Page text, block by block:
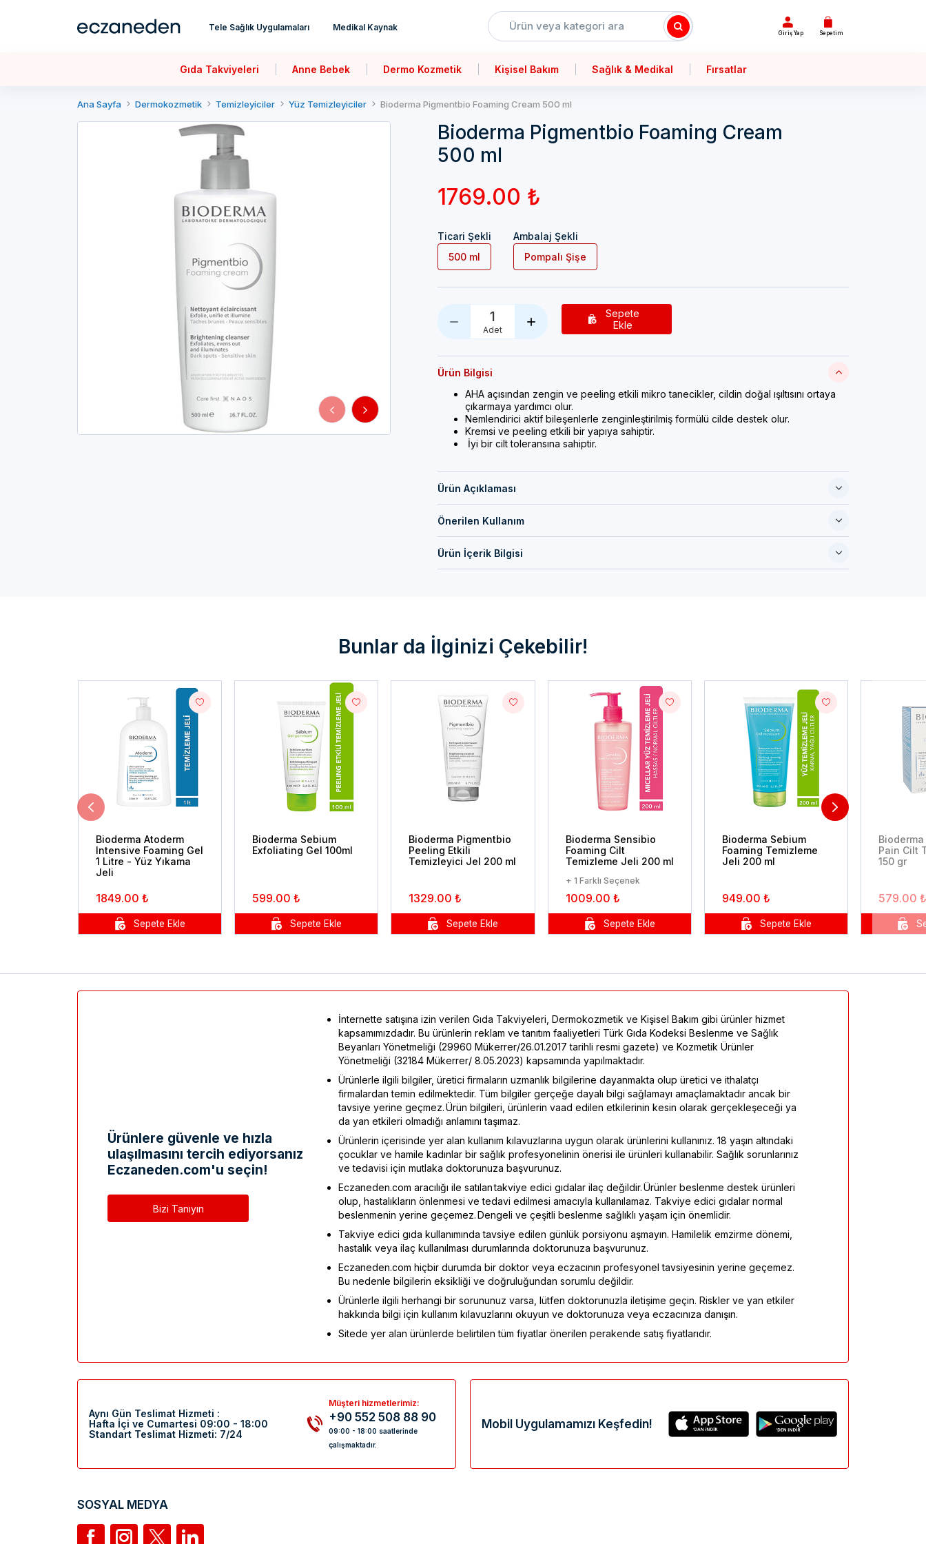
Tele Sağlık Uygulamaları Medikal Kaynak
Giriş Yap Sepetim
Gıda Takviyeleri Anne Bebek Dermo Kozmetik Kişisel Bakım Sağlık & Medikal Fırsatlar
Ana Sayfa Dermokozmetik Temizleyiciler Yüz Temizleyiciler Bioderma Pigmentbio Foaming Cream 500 ml
Bioderma Pigmentbio Foaming Cream
500 ml
1769.00 ₺
Ticari Şekli
500 ml
Ambalaj Şekli
Pompalı Şişe
1
Adet
Sepete
Ekle
Ürün Bilgisi
AHA açısından zengin ve peeling etkili mikro tanecikler, cildin doğal ışıltısını ortaya
çıkarmaya yardımcı olur.
Nemlendirici aktif bileşenlerle zenginleştirilmiş formülü cilde destek olur.
Kremsi ve peeling etkili bir yapıya sahiptir.
İyi bir cilt toleransına sahiptir.
Ürün Açıklaması
Önerilen Kullanım
Ürün İçerik Bilgisi
Bunlar da İlginizi Çekebilir!
Bioderma Atoderm
Intensive Foaming Gel
1 Litre - Yüz Yıkama
Jeli
1849.00 ₺
Bioderma Sebium
Exfoliating Gel 100ml
599.00 ₺
Bioderma Pigmentbio
Peeling Etkili
Temizleyici Jel 200 ml
1329.00 ₺
Bioderma Sensibio
Foaming Cilt
Temizleme Jeli 200 ml
+ 1 Farklı Seçenek
1009.00 ₺
Bioderma Sebium
Foaming Temizleme
Jeli 200 ml
949.00 ₺
Pain Cilt
150 gr
579.00 ₺
Ürünlere güvenle ve hızla
ulaşılmasını tercih ediyorsanız
Eczaneden.com'u seçin!
Bizi Tanıyın
İnternette satışına izin verilen Gıda Takviyeleri, Dermokozmetik ve Kişisel Bakım gibi ürünler hizmet
kapsamımızdadır. Bu ürünlerin reklam ve tanıtım faaliyetleri Türk Gıda Kodeksi Beslenme ve Sağlık
Beyanları Yönetmeliği (29960 Mükerrer/26.01.2017 tarihli resmi gazete) ve Kozmetik Ürünler
Yönetmeliği (32184 Mükerrer/ 8.05.2023) kapsamında yapılmaktadır.
Ürünlerle ilgili bilgiler, üretici firmaların uzmanlık bilgilerine dayanmakta olup üretici ve ithalatçı
firmalardan temin edilmektedir. Tüm bilgiler gerçeğe dayalı bilgi sağlamayı amaçlamaktadır ancak bir
tavsiye yerine geçmez. Ürün bilgileri, ürünlerin vaad edilen etkilerinin kesin olarak gerçekleşeceği ya
da yan etkileri olmadığı anlamını taşımaz.
Ürünlerin içerisinde yer alan kullanım kılavuzlarına uygun olarak ürünlerini kullanınız. 18 yaşın altındaki
çocuklar ve hamile kadınlar bir sağlık profesyonelinin önerisi ile ürünleri kullanabilir. Sağlık sorunlarınız
ve tedavisi için mutlaka doktorunuza başvurunuz.
Eczaneden.com aracılığı ile satılan takviye edici gıdalar ilaç değildir. Ürünler beslenme destek ürünleri
olup, hastalıkların önlenmesi ve tedavi edilmesi amacıyla kullanılamaz. Takviye edici gıdalar normal
beslenmenin yerine geçemez. Dengeli ve çeşitli beslenme sağlıklı yaşam için önemlidir.
Takviye edici gıda kullanımında tavsiye edilen günlük porsiyonu aşmayın. Hamilelik emzirme dönemi,
hastalık veya ilaç kullanılması durumlarında doktorunuza başvurunuz.
Eczaneden.com hiçbir durumda bir doktor veya eczacının profesyonel tavsiyesinin yerine geçemez.
Bu nedenle bilgilerin eksikliği ve doğruluğundan sorumlu değildir.
Ürünlerle ilgili herhangi bir sorununuz varsa, lütfen doktorunuzla iletişime geçin. Riskler ve yan etkiler
hakkında bilgi için kullanım kılavuzlarını okuyun ve doktorunuza veya eczacınıza danışın.
Sitede yer alan ürünlerde belirtilen tüm fiyatlar önerilen perakende satış fiyatlarıdır.
Aynı Gün Teslimat Hizmeti :
Hafta İçi ve Cumartesi 09:00 - 18:00
Standart Teslimat Hizmeti: 7/24
Müşteri hizmetlerimiz:
+90 552 508 88 90
09:00 - 18:00 saatlerinde
çalışmaktadır.
Mobil Uygulamamızı Keşfedin!
SOSYAL MEDYA